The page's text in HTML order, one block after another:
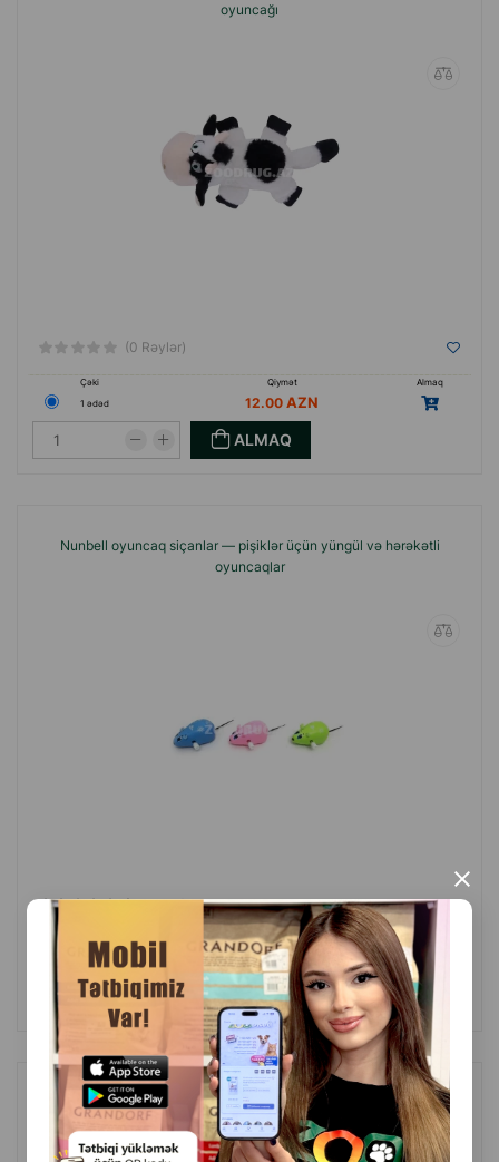
×
oyuncağı
(0 Rəylər)
Çəki Qiymət
Almaq
1 ədəd
12.00
ALMAQ
Nunbell oyuncaq siçanlar — pişiklər üçün yüngül və hərəkətli
oyuncaqlar
(0 Rəylər)
Çəki Qiymət
1 ədəd
2.90
ALMAQ
Nunbell 0179 itlər üçün qayış 1,5 sm gündəlik gəzintilər üçün etibarlı
və rahat aksessuardır